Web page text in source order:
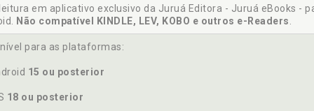
20 O QUE A ABUNDÂNCIA TEM A VER COM CARIDADE?, p. 89
21 COMO REMOVER OS BLOQUEIOS DE ESCASSEZ?, p. 93
22 NOSSO MERECIMENTO É UMA CONDIÇÃO DA ALMA? UM
p. 101
25 COMO MANTER A INTUIÇÃO ABERTA PARA NOVAS
em aplicativo exclusivo da Juruá Editora - Juruá eBooks -
Não compatível KINDLE, LEV, KOBO e outros e-Readers.
para as plataformas:
15 ou posterior
18 ou posterior